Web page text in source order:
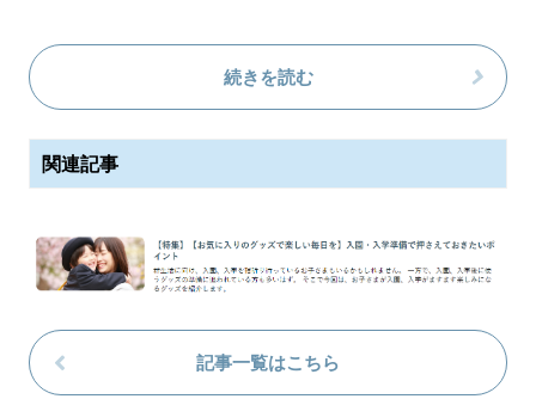
続きを読む
関連記事
記事一覧はこちら